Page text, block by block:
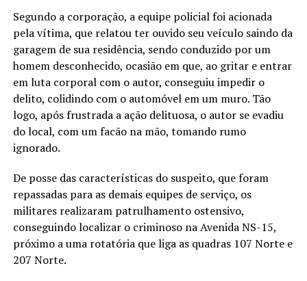
Segundo a corporação, a equipe policial foi acionada
pela vítima, que relatou ter ouvido seu veículo saindo da
garagem de sua residência, sendo conduzido por um
homem desconhecido, ocasião em que, ao gritar e entrar
em luta corporal com o autor, conseguiu impedir o
delito, colidindo com o automóvel em um muro. Tão
logo, após frustrada a ação delituosa, o autor se evadiu
do local, com um facão na mão, tomando rumo
ignorado.
De posse das características do suspeito, que foram
repassadas para as demais equipes de serviço, os
militares realizaram patrulhamento ostensivo,
conseguindo localizar o criminoso na Avenida NS-15,
próximo a uma rotatória que liga as quadras 107 Norte e
207 Norte.